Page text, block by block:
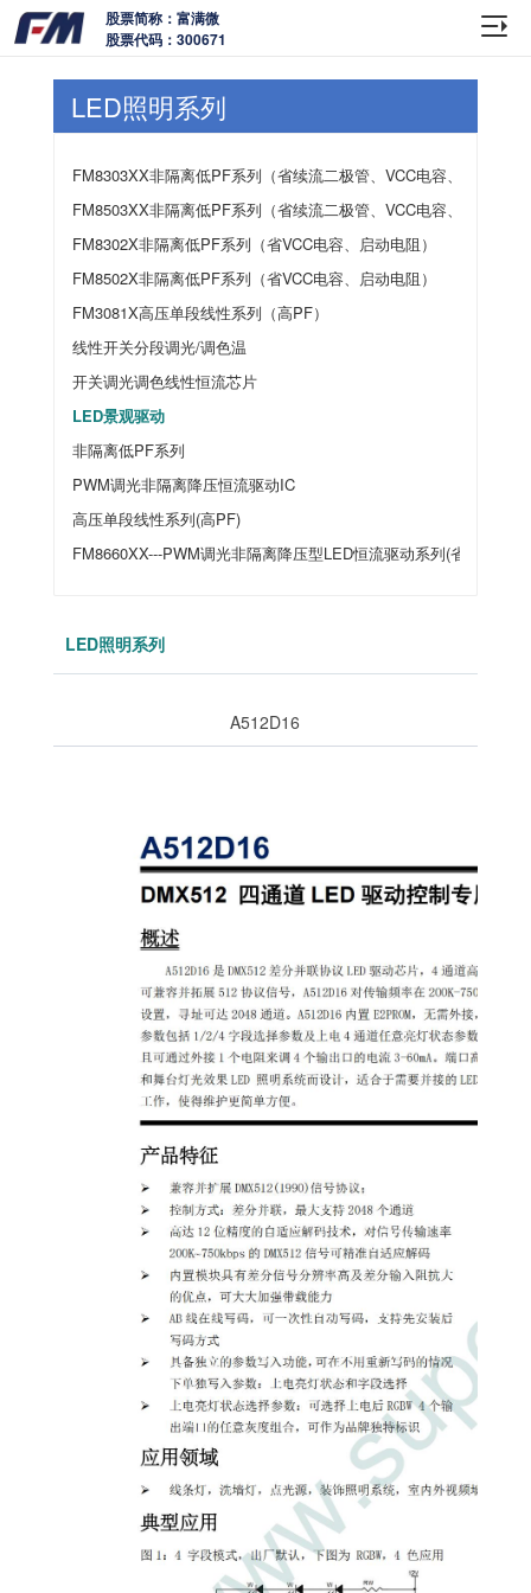
股票简称：富满微
股票代码：300671
LED照明系列
FM8303XX非隔离低PF系列（省续流二极管、VCC电容、启动电阻
FM8503XX非隔离低PF系列（省续流二极管、VCC电容、启动电阻
FM8302X非隔离低PF系列（省VCC电容、启动电阻）
FM8502X非隔离低PF系列（省VCC电容、启动电阻）
FM3081X高压单段线性系列（高PF）
线性开关分段调光/调色温
开关调光调色线性恒流芯片
LED景观驱动
非隔离低PF系列
PWM调光非隔离降压恒流驱动IC
高压单段线性系列(高PF)
FM8660XX---PWM调光非隔离降压型LED恒流驱动系列(省续流二极
LED照明系列
A512D16